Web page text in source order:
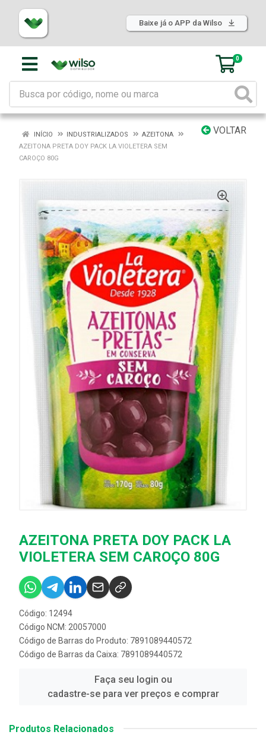
Baixe já o APP da Wilso
0
VOLTAR
INÍCIO INDUSTRIALIZADOS
AZEITONA
AZEITONA PRETA DOY PACK LA VIOLETERA SEM
CAROÇO 80G
AZEITONA PRETA DOY PACK LA
VIOLETERA SEM CAROÇO 80G
Código: 12494
Código NCM: 20057000
Código de Barras do Produto: 7891089440572
Código de Barras da Caixa: 7891089440572
Faça seu login ou
cadastre-se para ver preços e comprar
Produtos Relacionados